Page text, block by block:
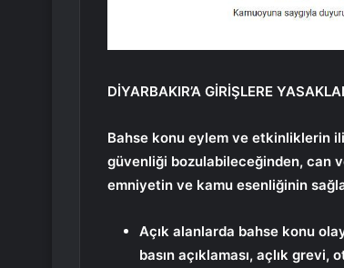
DİYARBAKIR’A GİRİŞLERE
Bahse konu eylem ve etkinliklerin
güvenliği bozulabileceğinden, can
emniyetin ve kamu esenliğinin
Açık alanlarda bahse konu
basın açıklaması, açlık